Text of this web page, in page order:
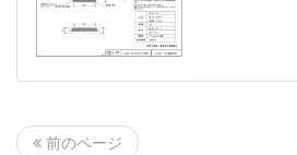
前のページ